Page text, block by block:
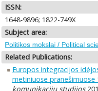
ISSN:
1648-9896; 1822-749X
Subject area:
Politikos mokslai / Political
Related Publications:
Europos integracijos
metiniuose pranešimuose
komunikacijų studijos